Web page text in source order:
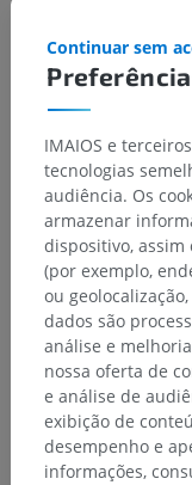
Continuar sem
IMAIOS e
tecnologias
audiência. Os
armazenar
dispositivo, assim
(por exemplo,
ou
dados são
análise e
nossa oferta de
e análise de
exibição de
desempenho e
informações,